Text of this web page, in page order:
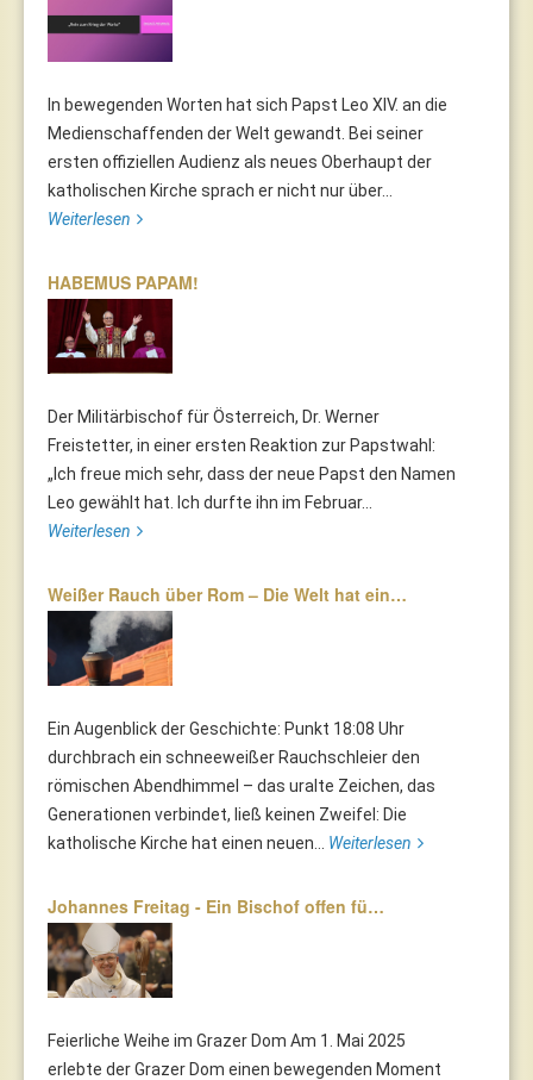
In bewegenden Worten hat sich Papst Leo XIV. an die
Medienschaffenden der Welt gewandt. Bei seiner
ersten offiziellen Audienz als neues Oberhaupt der
katholischen Kirche sprach er nicht nur über...
Weiterlesen
HABEMUS PAPAM!
Der Militärbischof für Österreich, Dr. Werner
Freistetter, in einer ersten Reaktion zur Papstwahl:
„Ich freue mich sehr, dass der neue Papst den Namen
Leo gewählt hat. Ich durfte ihn im Februar...
Weiterlesen
Weißer Rauch über Rom – Die Welt hat ein…
Ein Augenblick der Geschichte: Punkt 18:08 Uhr
durchbrach ein schneeweißer Rauchschleier den
römischen Abendhimmel – das uralte Zeichen, das
Generationen verbindet, ließ keinen Zweifel: Die
katholische Kirche hat einen neuen... Weiterlesen
Johannes Freitag - Ein Bischof offen fü…
Feierliche Weihe im Grazer Dom Am 1. Mai 2025
erlebte der Grazer Dom einen bewegenden Moment